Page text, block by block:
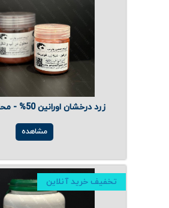
زرد درخشان اورانین 50% - محلول در آب
مشاهده
تخفیف خرید آنلاین